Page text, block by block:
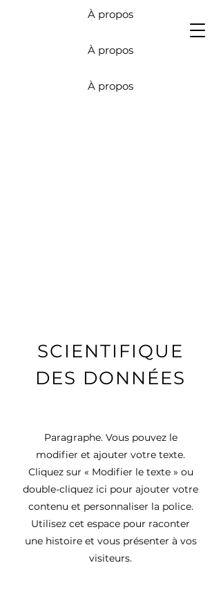
Devis
À propos
À propos
À propos
SCIENTIFIQUE
DES DONNÉES
Paragraphe. Vous pouvez le
modifier et ajouter votre texte.
Cliquez sur « Modifier le texte » ou
double-cliquez ici pour ajouter votre
contenu et personnaliser la police.
Utilisez cet espace pour raconter
une histoire et vous présenter à vos
visiteurs.